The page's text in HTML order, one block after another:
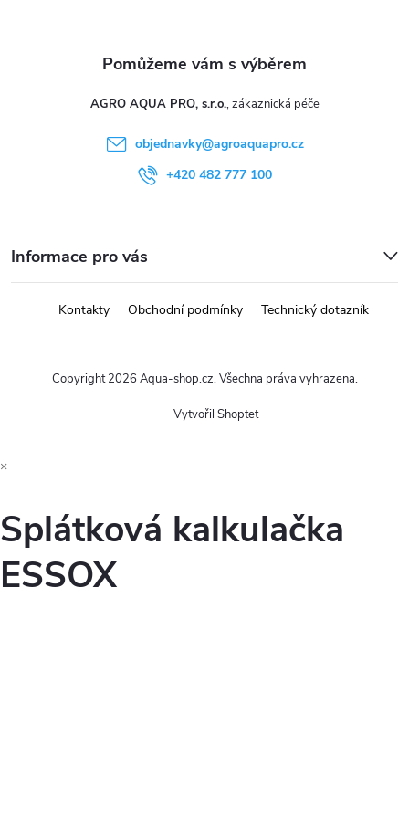
AGRO AQUA PRO, s.r.o.
objednavky@agroaquapro.cz
+420 482 777 100
Informace pro vás
Kontakty Obchodní podmínky Technický dotazník
Vytvořil Shoptet
Copyright 2026 Aqua-shop.cz. Všechna práva vyhrazena.
×
Splátková kalkulačka
ESSOX